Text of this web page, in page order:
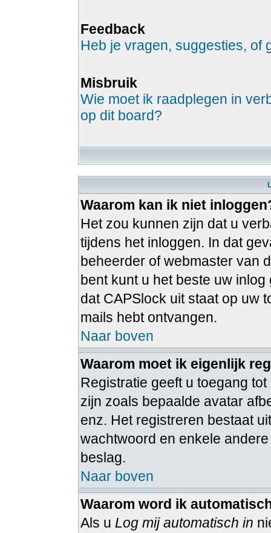
Feedback
Heb je vragen, suggesties, of
Misbruik
Wie moet ik raadplegen in
op dit board?
Waarom kan ik niet
Het zou kunnen zijn dat u
tijdens het inloggen. In dat
beheerder of webmaster van
bent kunt u het beste uw
dat CAPSlock uit staat op uw
mails hebt ontvangen.
Naar boven
Waarom moet ik eigenlijk
Registratie geeft u toegang
zijn zoals bepaalde avatar
enz. Het registreren bestaat
wachtwoord en enkele
beslag.
Naar boven
Waarom word ik
Als u Log mij automatisch in